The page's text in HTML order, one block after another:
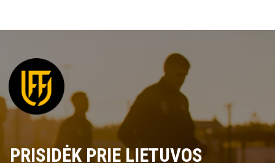
PRISIDĖK PRIE LIETUVOS